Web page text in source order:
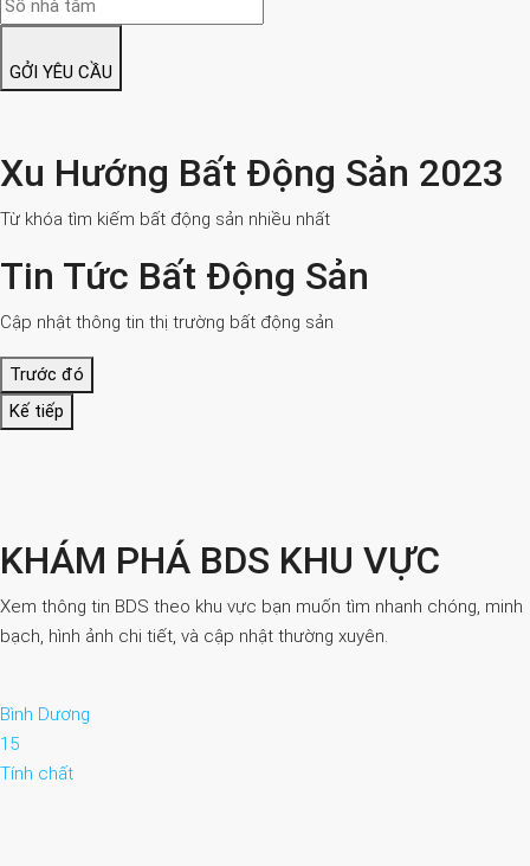
GỞI YÊU CẦU
Xu Hướng Bất Động Sản 2023
Từ khóa tìm kiếm bất động sản nhiều nhất
Tin Tức Bất Động Sản
Cập nhật thông tin thị trường bất động sản
Trước đó
Kế tiếp
KHÁM PHÁ BDS KHU VỰC
Xem thông tin BDS theo khu vực bạn muốn tìm nhanh chóng, minh
bạch, hình ảnh chi tiết, và cập nhật thường xuyên.
Bình Dương
15
Tính chất